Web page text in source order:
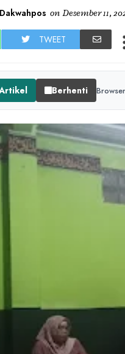
Dakwahpos on Desember 11,
TWEET
Berhenti